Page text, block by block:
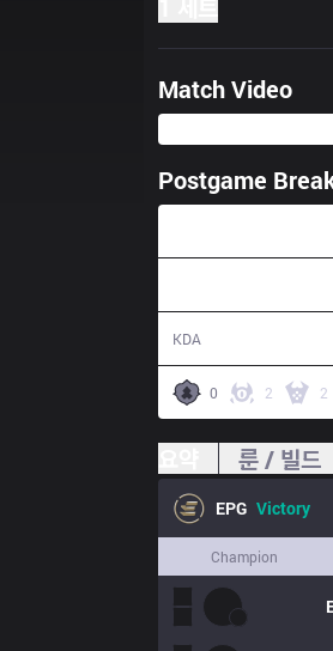
Match Video
Postgame
KDA
0 2 2
룬 / 빌드
EPG Victory
Champion